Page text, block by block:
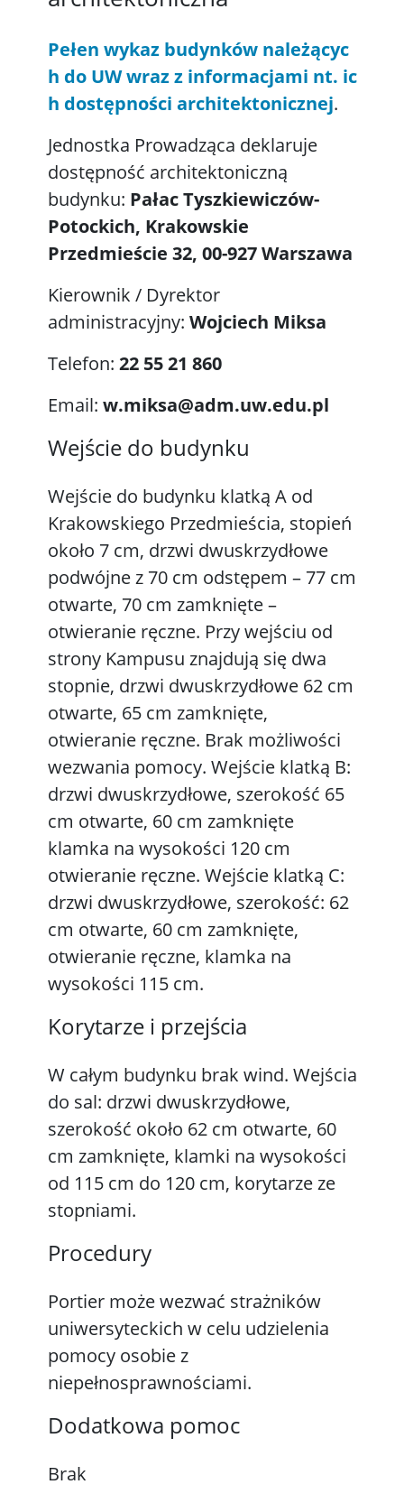
Pełen wykaz budynków należącyc
h do UW wraz z informacjami nt. ic
h dostępności architektonicznej.
Jednostka Prowadząca deklaruje
dostępność architektoniczną
budynku: Pałac Tyszkiewiczów-
Potockich, Krakowskie
Przedmieście 32, 00-927 Warszawa
Kierownik / Dyrektor
administracyjny: Wojciech Miksa
Telefon: 22 55 21 860
Email: w.miksa@adm.uw.edu.pl
Wejście do budynku
Wejście do budynku klatką A od
Krakowskiego Przedmieścia, stopień
około 7 cm, drzwi dwuskrzydłowe
podwójne z 70 cm odstępem – 77 cm
otwarte, 70 cm zamknięte –
otwieranie ręczne. Przy wejściu od
strony Kampusu znajdują się dwa
stopnie, drzwi dwuskrzydłowe 62 cm
otwarte, 65 cm zamknięte,
otwieranie ręczne. Brak możliwości
wezwania pomocy. Wejście klatką B:
drzwi dwuskrzydłowe, szerokość 65
cm otwarte, 60 cm zamknięte
klamka na wysokości 120 cm
otwieranie ręczne. Wejście klatką C:
drzwi dwuskrzydłowe, szerokość: 62
cm otwarte, 60 cm zamknięte,
otwieranie ręczne, klamka na
wysokości 115 cm.
Korytarze i przejścia
W całym budynku brak wind. Wejścia
do sal: drzwi dwuskrzydłowe,
szerokość około 62 cm otwarte, 60
cm zamknięte, klamki na wysokości
od 115 cm do 120 cm, korytarze ze
stopniami.
Procedury
Portier może wezwać strażników
uniwersyteckich w celu udzielenia
pomocy osobie z
niepełnosprawnościami.
Dodatkowa pomoc
Brak